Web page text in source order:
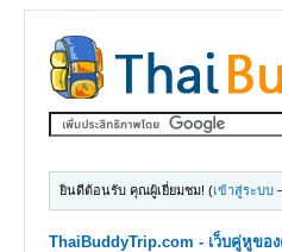
ยินดีต้อนรับ คุณผู้เยี่ยมชม! (เข้าสู่ระบบ
ThaiBuddyTrip.com - เว็บคู่หูขอ